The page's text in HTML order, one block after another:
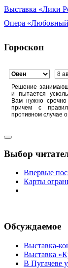
Выставка «Лики
Опера «Любовный
Гороскоп
Решение
и пытается
Вам нужно срочно
причем с
противном случае
Выбор
Впервые
Карты
Обсуждаемое
Выставка-
Выставка
В Пугачеве